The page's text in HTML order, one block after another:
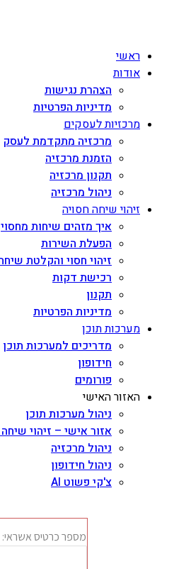
ראשי
אודות
הצהרת נגישות
מדיניות הפרטיות
מרכזיות לעסקים
מרכזיה מתקדמת לעסק
הזמנת מרכזיה
תקנון מרכזיה
ניהול מרכזיה
זיהוי שיחה חסויה
איך מזהים שיחות מחסוי
הפעלת השירות
זיהוי חסוי והקלטת
רכישת דקות
תקנון
מדיניות הפרטיות
מערכות תוכן
מדריכים למערכות תוכן
חידופון
פורומים
האזור האישי
ניהול מערכות תוכן
אזור אישי – זיהוי
ניהול מרכזיה
ניהול חידופון
צ'קי פשוט AI